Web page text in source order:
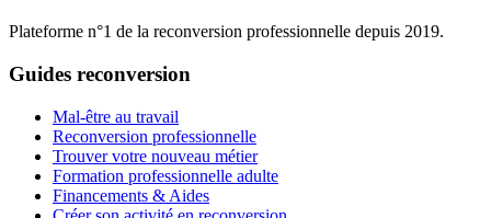
Plateforme n°1 de la reconversion professionnelle depuis 2019.
Guides reconversion
Mal-être au travail
Reconversion professionnelle
Trouver votre nouveau métier
Formation professionnelle adulte
Financements & Aides